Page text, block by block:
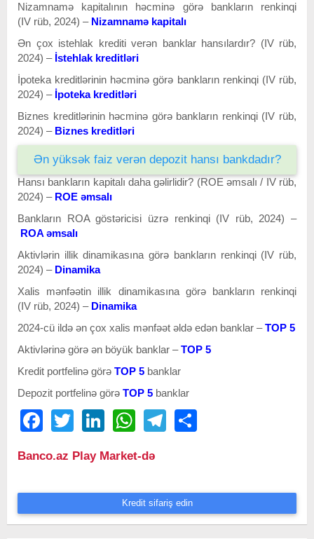
Nizamnamə kapitalının həcminə görə bankların renkinqi
(IV rüb, 2024) – Nizamnamə kapitalı
Ən çox istehlak krediti verən banklar hansılardır? (IV rüb,
2024) – İstehlak kreditləri
İpoteka kreditlərinin həcminə görə bankların renkinqi (IV rüb,
2024) – İpoteka kreditləri
Biznes kreditlərinin həcminə görə bankların renkinqi (IV rüb,
2024) – Biznes kreditləri
Ən yüksək faiz verən depozit hansı bankdadır?
Hansı bankların kapitalı daha gəlirlidir? (ROE əmsalı / IV rüb,
2024) – ROE əmsalı
Bankların ROA göstəricisi üzrə renkinqi (IV rüb, 2024) –
ROA əmsalı
Aktivlərin illik dinamikasına görə bankların renkinqi (IV rüb,
2024) – Dinamika
Xalis mənfəətin illik dinamikasına görə bankların renkinqi
(IV rüb, 2024) – Dinamika
2024-cü ildə ən çox xalis mənfəət əldə edən banklar –TOP 5
Aktivlərinə görə ən böyük banklar –TOP 5
Kredit portfelinə görə TOP 5 banklar
Depozit portfelinə görə TOP 5 banklar
FacebookTwitter LinkedIn WhatsAppTelegram
Banco.az Play Market-də
Kredit sifariş edin